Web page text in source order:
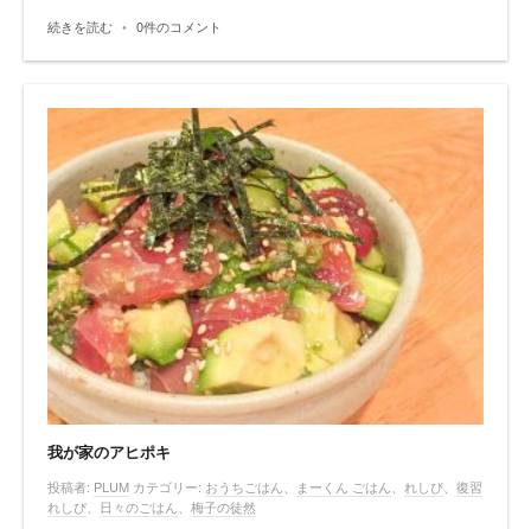
続きを読む • 0件のコメント
我が家のアヒポキ
投稿者: PLUM カテゴリー: おうちごはん、 まーくん ごはん、 れしぴ、 復習
れしぴ、 日々のごはん、 梅子の徒然